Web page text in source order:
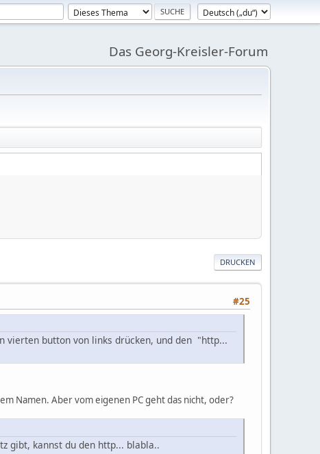
Das Georg-Kreisler-Forum
DRUCKEN
#25
vierten button von links drücken, und den "http...
Namen. Aber vom eigenen PC geht das nicht, oder?
gibt, kannst du den http... blabla..